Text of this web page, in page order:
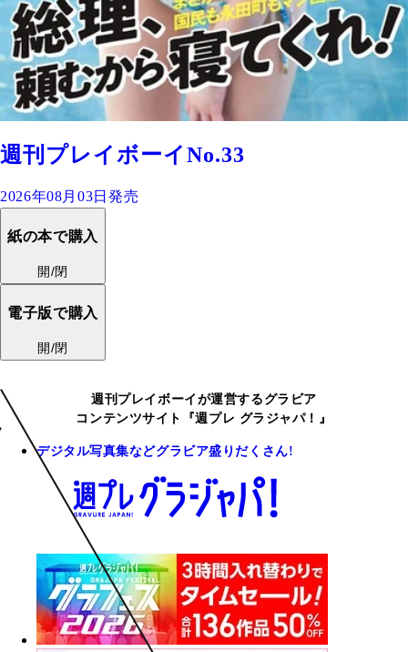
週刊プレイボーイNo.33
2026年08月03日発売
紙の本で購入
開/閉
電子版で購入
開/閉
週刊プレイボーイが運営するグラビア
コンテンツサイト『週プレ グラジャパ！』
デジタル写真集などグラビア盛りだくさん!